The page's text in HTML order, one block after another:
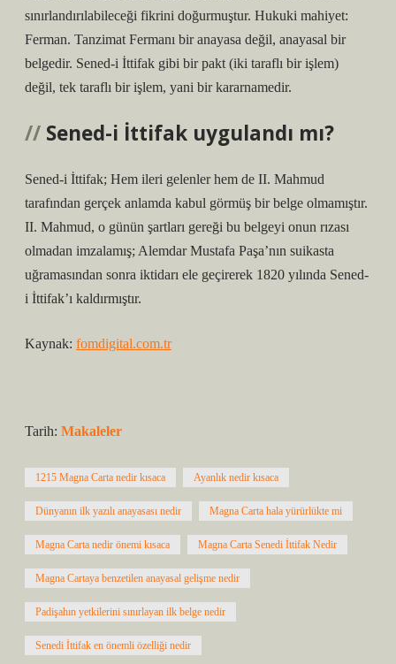
sınırlandırılabileceği fikrini doğurmuştur. Hukuki mahiyet:
Ferman. Tanzimat Fermanı bir anayasa değil, anayasal bir
belgedir. Sened-i İttifak gibi bir pakt (iki taraflı bir işlem)
değil, tek taraflı bir işlem, yani bir kararnamedir.
Sened-i İttifak uygulandı mı?
Sened-i İttifak; Hem ileri gelenler hem de II. Mahmud
tarafından gerçek anlamda kabul görmüş bir belge olmamıştır.
II. Mahmud, o günün şartları gereği bu belgeyi onun rızası
olmadan imzalamış; Alemdar Mustafa Paşa’nın suikasta
uğramasından sonra iktidarı ele geçirerek 1820 yılında Sened-
i İttifak’ı kaldırmıştır.
Kaynak: fomdigital.com.tr
Tarih: Makaleler
1215 Magna Carta nedir kısaca Ayanlık nedir kısaca
Dünyanın ilk yazılı anayasası nedir Magna Carta hala yürürlükte mi
Magna Carta nedir önemi kısaca Magna Carta Senedi İttifak Nedir
Magna Cartaya benzetilen anayasal gelişme nedir
Padişahın yetkilerini sınırlayan ilk belge nedir
Senedi İttifak en önemli özelliği nedir